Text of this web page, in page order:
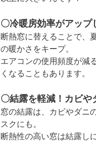
〇冷暖房効率がアップ
断熱窓に替えることで、
の暖かさをキープ。
エアコンの使用頻度が減
くなることもあります。
〇結露を軽減！カビや
窓の結露は、カビやダニ
スクにも。
断熱性の高い窓は結露し